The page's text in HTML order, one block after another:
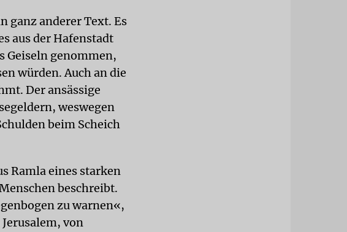
ganz anderer Text. Es
aus der Hafenstadt
Geiseln genommen,
würden. Auch an die
Der ansässige
weswegen
beim Scheich
Ramla eines starken
beschreibt.
zu warnen«,
von